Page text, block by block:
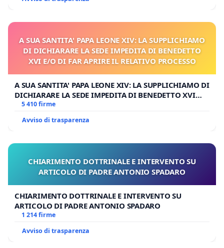
A SUA SANTITA' PAPA LEONE XIV: LA SUPPLICHIAMO
DI DICHIARARE LA SEDE IMPEDITA DI BENEDETTO
XVI E/O DI FAR APRIRE IL RELATIVO PROCESSO
A SUA SANTITA' PAPA LEONE XIV: LA SUPPLICHIAMO DI
DICHIARARE LA SEDE IMPEDITA DI BENEDETTO XVI
E/O DI FAR APRIRE IL RELATIVO PROCESSO
5 410 firme
Avviso di trasparenza
CHIARIMENTO DOTTRINALE E INTERVENTO SU
ARTICOLO DI PADRE ANTONIO SPADARO
CHIARIMENTO DOTTRINALE E INTERVENTO SU
ARTICOLO DI PADRE ANTONIO SPADARO
1 214 firme
Avviso di trasparenza